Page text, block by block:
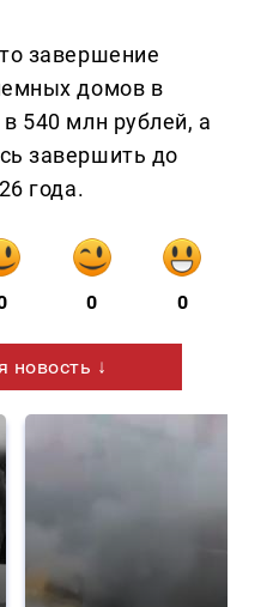
завершение
домов в
540 млн рублей, а
завершить до
года.
0 0
новость ↓